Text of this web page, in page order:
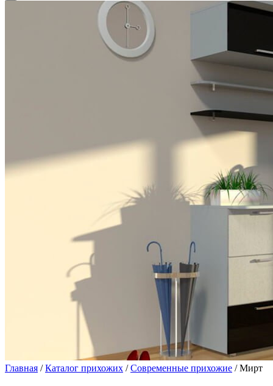
Главная /Каталог прихожих /Современные прихожие / Мирт